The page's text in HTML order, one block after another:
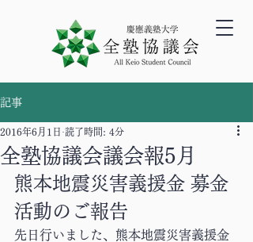
記事
全塾協議会議会報5月
2016年6月1日 読了時間: 4分
熊本地震災害義援金 募金
活動のご報告
先日行いました、熊本地震災害義援金